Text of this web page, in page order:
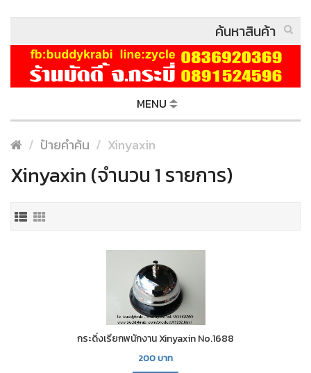
MENU
ป้ายคำค้น Xinyaxin
Xinyaxin (จำนวน 1 รายการ)
กระดิ่งเรียกพนักงาน Xinyaxin No.1688
200บาท